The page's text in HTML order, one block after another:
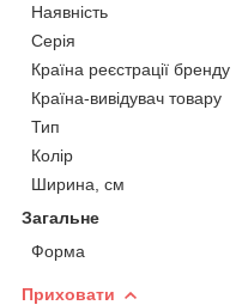
Наявність
Серія
Країна реєстрації бренду
Країна-вивідувач товару
Тип
Колір
Ширина, см
Загальне
Форма
Приховати